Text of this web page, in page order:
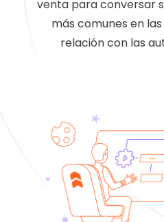
venta para conversar
más comunes en
relación con las